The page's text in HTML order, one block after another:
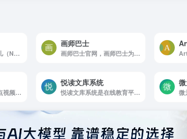
新CG儿官网，新CG儿（NewCGer）致力于为广大影视后期设计师打造相互交流，分享作品与经验的互动平台。新CG儿同时还提供了免费AE模板素材下载和国内外CG佳作供CG儿学习与参考。
画师巴士
画师巴士官网，画师巴士为您提供CG行业最新资讯，原画，漫画，手绘，PS和SAI教程和素材图集，让你轻松掌握绘画技巧!
凌点视频素材网是凌点视频素材网：提供海量高清实拍视频素材、舞台背景、AE模板、PR模板、片头开场、短视频等视频模板素材，下载视频素材，就来凌点网
悦读文库系统
悦读文库系统是在线教育平台是集软件开发.....